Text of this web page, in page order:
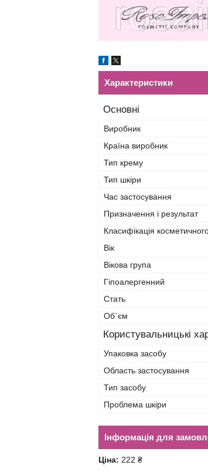
Характеристики
Основні
Виробник
Країна виробник
Тип крему
Тип шкіри
Час застосування
Призначення і результат
Класифікація
Вік
Вікова група
Гіпоалергенний
Стать
Об`єм
Користувальницькі
Упаковка засобу
Область застосування
Тип засобу
Проблема шкіри
Інформація для
Ціна: 222 ₴